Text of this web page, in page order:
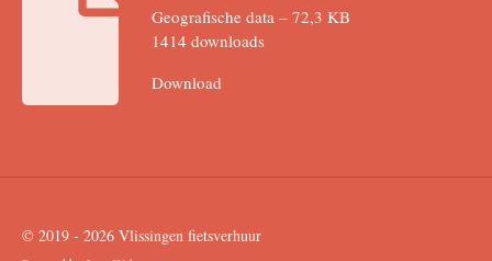
Geografische data – 72,3 KB
1414 downloads
Download
© 2019 - 2026 Vlissingen fietsverhuur